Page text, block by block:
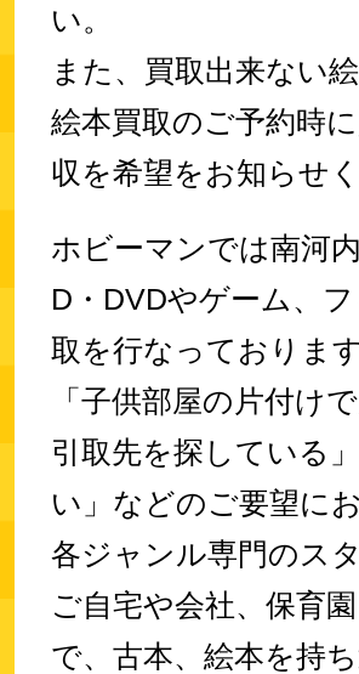
い。
また、買取出来ない
絵本買取のご予約時
収を希望をお知らせく
ホビーマンでは南河
D・DVDやゲーム、
取を行なっております
「子供部屋の片付け
引取先を探している
い」などのご要望に
各ジャンル専門のス
ご自宅や会社、保育
で、古本、絵本を持